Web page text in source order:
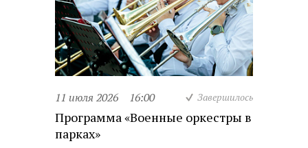
11 июля 2026 16:00 Завершилось
Программа «Военные оркестры в
парках»